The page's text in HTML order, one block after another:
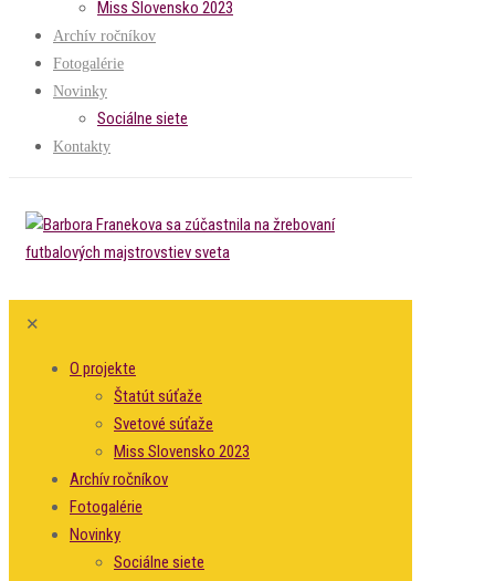
Miss Slovensko 2023
Archív ročníkov
Fotogalérie
Novinky
Sociálne siete
Kontakty
✕
O projekte
Štatút súťaže
Svetové súťaže
Miss Slovensko 2023
Archív ročníkov
Fotogalérie
Novinky
Sociálne siete